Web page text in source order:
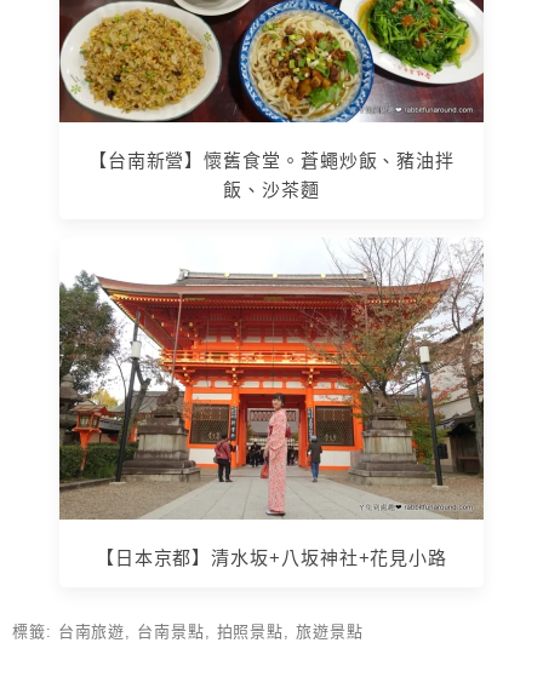
【台南新營】懷舊食堂。蒼蠅炒飯、豬油拌
飯、沙茶麵
【日本京都】清水坂+八坂神社+花見小路
標籤: 台南旅遊, 台南景點, 拍照景點,旅遊景點